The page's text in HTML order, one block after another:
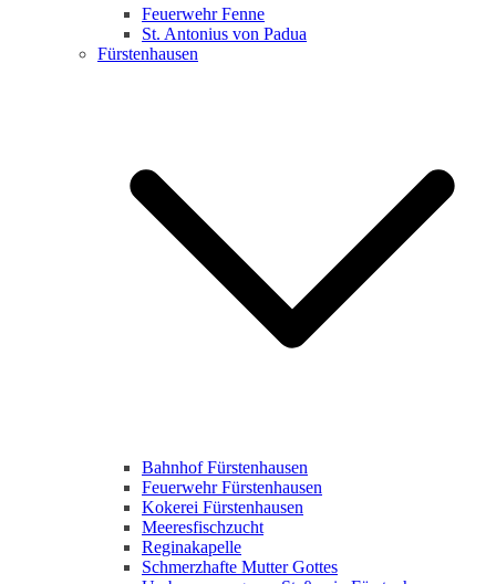
Feuerwehr Fenne
St. Antonius von Padua
Fürstenhausen
Bahnhof Fürstenhausen
Feuerwehr Fürstenhausen
Kokerei Fürstenhausen
Meeresfischzucht
Reginakapelle
Schmerzhafte Mutter Gottes